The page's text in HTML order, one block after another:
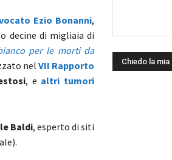
Ezio Bonanni,
decine di migliaia di
per le morti da
nel VII Rapporto
, e altri tumori
Baldi, esperto di siti